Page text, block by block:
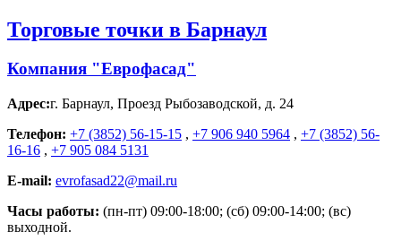
Торговые точки в Барнаул
Компания "Еврофасад"
Адрес:г. Барнаул, Проезд Рыбозаводской, д. 24
Телефон: +7 (3852) 56-15-15 , +7 906 940 5964 , +7 (3852) 56-
16-16 , +7 905 084 5131
E-mail: evrofasad22@mail.ru
Часы работы: (пн-пт) 09:00-18:00; (сб) 09:00-14:00; (вс)
выходной.